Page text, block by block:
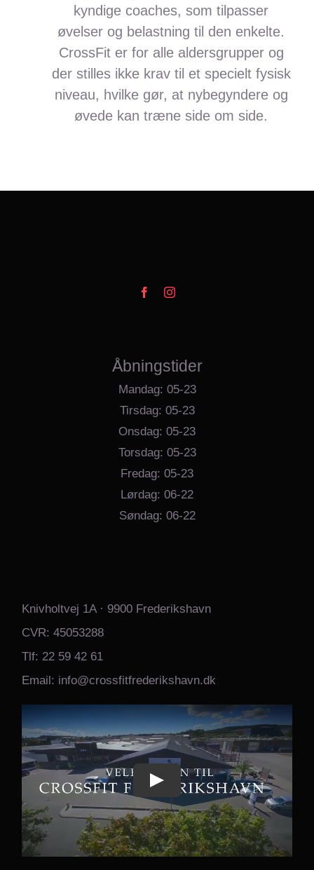
kyndige coaches, som tilpasser
øvelser og belastning til den enkelte.
CrossFit er for alle aldersgrupper og
der stilles ikke krav til et specielt fysisk
niveau, hvilke gør, at nybegyndere og
øvede kan træne side om side.
Åbningstider
Mandag: 05-23
Tirsdag: 05-23
Onsdag: 05-23
Torsdag: 05-23
Fredag: 05-23
Lørdag: 06-22
Søndag: 06-22
Knivholtvej 1A · 9900 Frederikshavn
CVR: 45053288
Tlf: 22 59 42 61
Email: info@crossfitfrederikshavn.dk
Play